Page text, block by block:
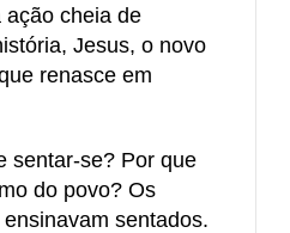
ação cheia de
Jesus, o novo
renasce em
sentar-se? Por que
do povo? Os
sentados.